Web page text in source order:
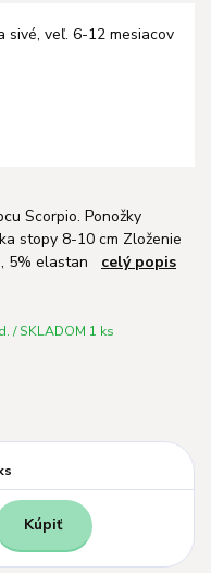
Scorpio. Ponožky
stopy 8-10 cm Zloženie
5% elastan celý popis
/ SKLADOM 1 ks
Kúpiť